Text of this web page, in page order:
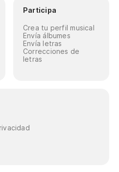
Participa
Crea tu perfil musical
Envía álbumes
Envía letras
Correcciones de
letras